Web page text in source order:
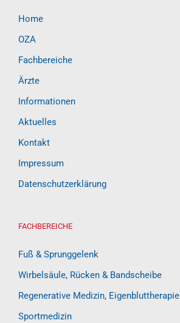
Home
OZA
Fachbereiche
Ärzte
Informationen
Aktuelles
Kontakt
Impressum
Datenschutzerklärung
FACHBEREICHE
Fuß & Sprunggelenk
Wirbelsäule, Rücken & Bandscheibe
Regenerative Medizin, Eigenbluttherapie
Sportmedizin